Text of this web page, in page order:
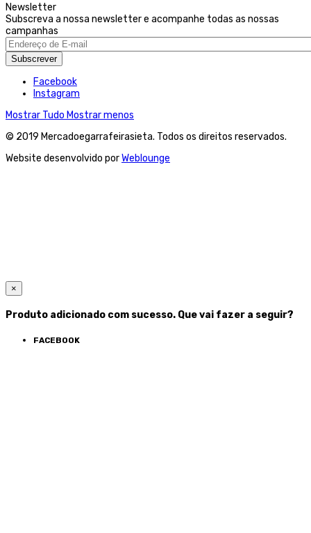
Newsletter
Subscreva a nossa newsletter e acompanhe todas as nossas
campanhas
Subscrever
Facebook
Instagram
Mostrar Tudo Mostrar menos
© 2019 Mercadoegarrafeirasieta. Todos os direitos reservados.
Website desenvolvido porWeblounge
×
Produto adicionado com sucesso. Que vai fazer a seguir?
FACEBOOK